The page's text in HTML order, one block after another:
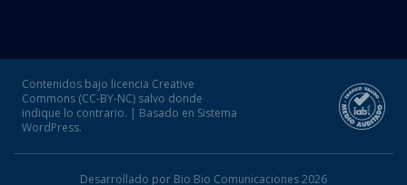
Contenidos bajo licencia Creative
Commons (CC-BY-NC) salvo donde
indique lo contrario. | Basado en Sistema
WordPress.
Desarrollado por Bio Bio Comunicaciones 2026